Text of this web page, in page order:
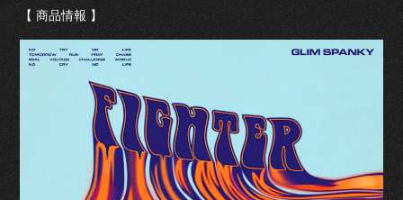
【 商品情報 】